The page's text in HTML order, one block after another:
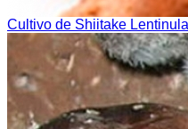
Cultivo de Shiitake